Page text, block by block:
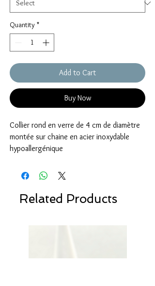
Quantity *
Add to Cart
Buy Now
Collier rond en verre de 4 cm de diamètre
montée sur chaine en acier inoxydable
hypoallergénique
Related Products